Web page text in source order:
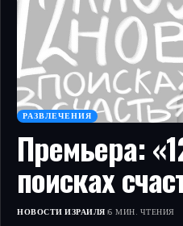
РАЗВЛЕЧЕНИЯ
Премьера:
поисках
НОВОСТИ ИЗРАИЛЯ 6 МИН. ЧТЕНИЯ